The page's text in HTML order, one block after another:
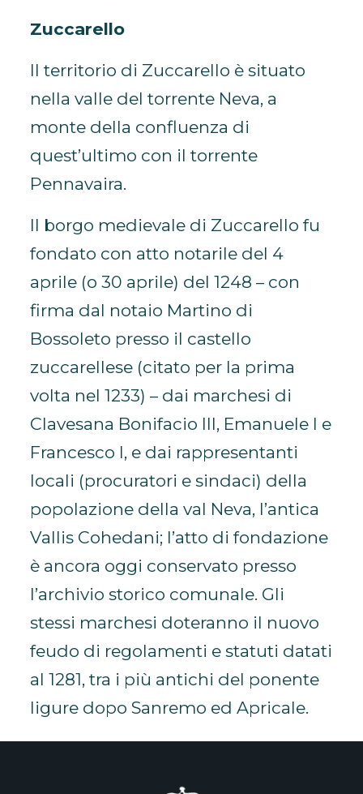
Zuccarello
Il territorio di Zuccarello è situato
nella valle del torrente Neva, a
monte della confluenza di
quest’ultimo con il torrente
Pennavaira.
Il borgo medievale di Zuccarello fu
fondato con atto notarile del 4
aprile (o 30 aprile) del 1248 – con
firma dal notaio Martino di
Bossoleto presso il castello
zuccarellese (citato per la prima
volta nel 1233) – dai marchesi di
Clavesana Bonifacio III, Emanuele I e
Francesco I, e dai rappresentanti
locali (procuratori e sindaci) della
popolazione della val Neva, l’antica
Vallis Cohedani; l’atto di fondazione
è ancora oggi conservato presso
l’archivio storico comunale. Gli
stessi marchesi doteranno il nuovo
feudo di regolamenti e statuti datati
al 1281, tra i più antichi del ponente
ligure dopo Sanremo ed Apricale.